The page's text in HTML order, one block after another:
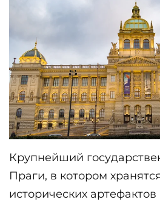
Крупнейший
Праги, в котором
исторических артефактов